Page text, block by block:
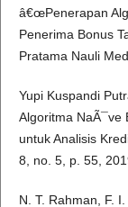
â€œPenerapan
Penerima Bonus
Pratama Nauli
Yupi Kuspandi
Algoritma NaÃ¯ve
untuk Analisis
8, no. 5, p. 55,
N. T. Rahman, F.